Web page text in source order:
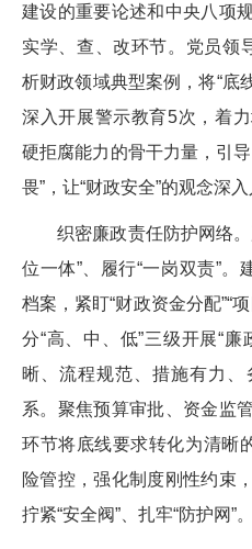
建设的重要论述和中央八项
实学、查、改环节。党员领
析财政领域典型案例，将“底
深入开展警示教育5次，着
硬拒腐能力的骨干力量，引
畏”，让“财政安全”的观念深入
织密廉政责任防护网络
位一体”、履行“一岗双责”
档案，紧盯“财政资金分配”“
分“高、中、低”三级开展“
晰、流程规范、措施有力
系。聚焦预算审批、资金监
环节将底线要求转化为清晰
险管控，强化制度刚性约束
拧紧“安全阀”、扎牢“防护网”。